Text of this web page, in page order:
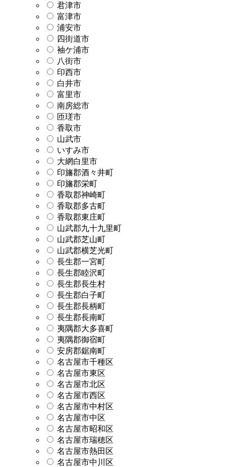
君津市
富津市
浦安市
四街道市
袖ケ浦市
八街市
印西市
白井市
富里市
南房総市
匝瑳市
香取市
山武市
いすみ市
大網白里市
印旛郡酒々井町
印旛郡栄町
香取郡神崎町
香取郡多古町
香取郡東庄町
山武郡九十九里町
山武郡芝山町
山武郡横芝光町
長生郡一宮町
長生郡睦沢町
長生郡長生村
長生郡白子町
長生郡長柄町
長生郡長南町
夷隅郡大多喜町
夷隅郡御宿町
安房郡鋸南町
名古屋市千種区
名古屋市東区
名古屋市北区
名古屋市西区
名古屋市中村区
名古屋市中区
名古屋市昭和区
名古屋市瑞穂区
名古屋市熱田区
名古屋市中川区